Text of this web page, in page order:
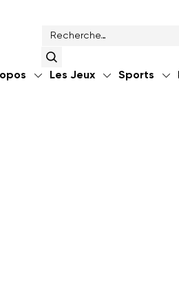
Les Jeux Sports